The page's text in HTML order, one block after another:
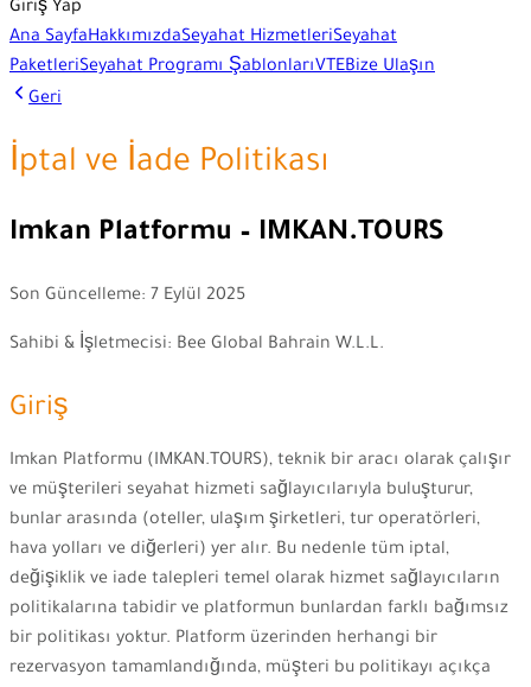
Giriş Yap
Ana SayfaHakkımızdaSeyahat HizmetleriSeyahat
PaketleriSeyahat Programı ŞablonlarıVTEBize Ulaşın
Geri
İptal ve İade Politikası
Imkan Platformu – IMKAN.TOURS
Son Güncelleme: 7 Eylül 2025
Sahibi & İşletmecisi: Bee Global Bahrain W.L.L.
Giriş
Imkan Platformu (IMKAN.TOURS), teknik bir aracı olarak çalışır
ve müşterileri seyahat hizmeti sağlayıcılarıyla buluşturur,
bunlar arasında (oteller, ulaşım şirketleri, tur operatörleri,
hava yolları ve diğerleri) yer alır. Bu nedenle tüm iptal,
değişiklik ve iade talepleri temel olarak hizmet sağlayıcıların
politikalarına tabidir ve platformun bunlardan farklı bağımsız
bir politikası yoktur. Platform üzerinden herhangi bir
rezervasyon tamamlandığında, müşteri bu politikayı açıkça